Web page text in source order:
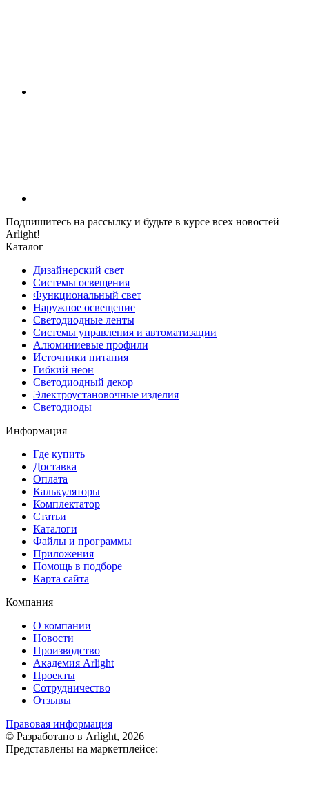
Подпишитесь на рассылку и будьте в курсе всех новостей
Arlight!
Каталог
Дизайнерский свет
Системы освещения
Функциональный свет
Наружное освещение
Светодиодные ленты
Системы управления и автоматизации
Алюминиевые профили
Источники питания
Гибкий неон
Светодиодный декор
Электроустановочные изделия
Светодиоды
Информация
Где купить
Доставка
Оплата
Калькуляторы
Комплектатор
Статьи
Каталоги
Файлы и программы
Приложения
Помощь в подборе
Карта сайта
Компания
О компании
Новости
Производство
Академия Arlight
Проекты
Сотрудничество
Отзывы
Правовая информация
© Разработано в Arlight, 2026
Представлены на маркетплейсе: